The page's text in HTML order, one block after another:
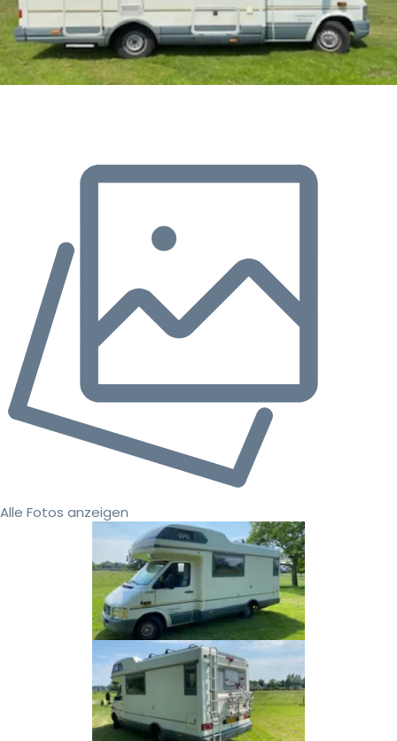
Alle Fotos anzeigen